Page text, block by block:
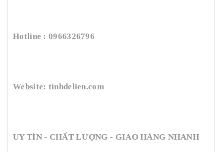
Hotline : 0966326796
Website: tinhdelien.com
UY TÍN - CHẤT LƯỢNG - GIAO HÀNG NHANH